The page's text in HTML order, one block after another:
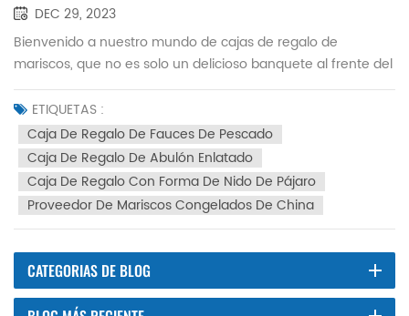
fauces de pescado.
DEC 29, 2023
Bienvenido a nuestro mundo de cajas de regalo de
mariscos, que no es solo un delicioso banquete al frente del
restaurante, sino también una búsqueda de calidad y un
desafío para su paladar. Inspirándonos en los regalos de la
naturaleza y garantizados por una ingeniosa artesanía,
seleccionamos delicias como nidos de pájaros, abulones
enlatados y fauces de pescado para crear una serie de
embriagadoras cajas de regalo de mariscos, que hacen de
cada comida suya un placer para la vista. Fiesta gourmet. 1.
disfrute de nutrir y mantener la saludEl nido de pájaro,
conocido como la perla del mar, es uno de los mejores
complementos nutricionales tradicionales chinos. Nuestras
ETIQUETAS :
Caja De Regalo De Fauces De Pescado
Caja De Regalo De Abulón Enlatado
Caja De Regalo Con Forma De Nido De Pájaro
Proveedor De Mariscos Congelados De China
CATEGORIAS DE BLOG